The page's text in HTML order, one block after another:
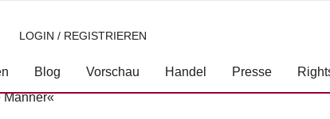
LOGIN / REGISTRIEREN
Blog Vorschau Handel Presse
Männer«